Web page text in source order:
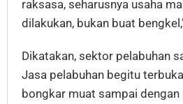
raksasa, seharusnya usaha
dilakukan, bukan buat
Dikatakan, sektor pelabuhan
Jasa pelabuhan begitu
bongkar muat sampai dengan